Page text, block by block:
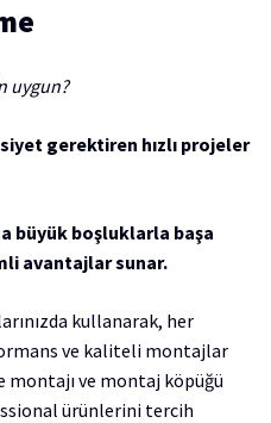
uygun?
gerektiren hızlı projeler
büyük boşluklarla başa
avantajlar sunar.
kullanarak, her
ve kaliteli montajlar
montajı ve montaj köpüğü
ürünlerini tercih